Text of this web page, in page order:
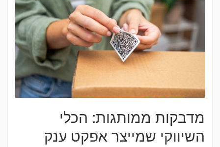
מדבקות ממותגות: הכלי
השיווקי שמייצר אפקט ענק